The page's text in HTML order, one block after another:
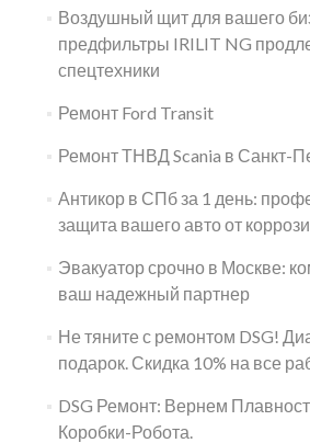
Воздушный щит для вашего
предфильтры IRILIT NG
спецтехники
Ремонт Ford Transit
Ремонт ТНВД Scania в Санкт-
Антикор в СПб за 1 день:
защита вашего авто от
Эвакуатор срочно в Москве:
ваш надежный партнер
Не тяните с ремонтом DSG!
подарок. Скидка 10% на все
DSG Ремонт: Вернем
Коробки-Робота.